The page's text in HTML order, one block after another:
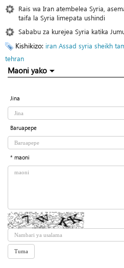
Rais wa Iran atembelea Syria,
taifa la Syria limepata ushindi
Sababu za kurejea Syria katika
Kishikizo: iran Assad syria sheikh
tehran
Maoni yako
Jina
Baruapepe
* maoni